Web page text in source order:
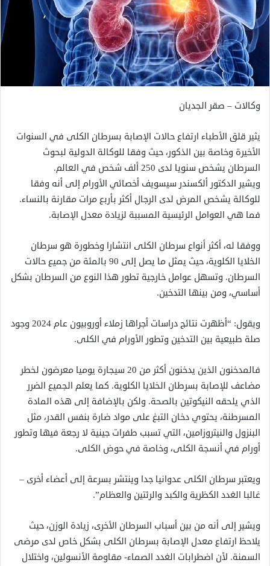
وكالات – صقر الجديان
يثير قلق الأطباء ارتفاع حالات الإصابة بسرطان الكلى في السنوات
الأخيرة وخاصة بين الذكور، حيث وفقا للوكالة الدولية لبحوث
السرطان يشخص سنويا لدى 250 ألف شخص في العالم.
ويشير الدكتور ألكسندر سيسويف أخصائي الأورام إلى أنه وفقا
للوكالة يشخص المرض لدى الرجال أكثر بأربع مرات مقارنة بالنساء.
فما هي العوامل الرئيسية المسببة لزيادة معدل الإصابة.
ووفقا له، أكثر أنواع سرطان الكلى انتشارا وخطورة هو سرطان
الخلايا الكلوية، حيث يمثل ما يصل إلى 90 بالمئة من جميع حالات
السرطان. وتسهل عوامل خارجية تطور هذا النوع من السرطان بشكل
أساسي، ومن بينها التدخين.
ويقول: “أظهرت نتائج دراسات أجراها زملاء أوروبيون عام 2024 وجود
صلة طبيعية بين التدخين وتطور الأورام في الكلى.
فالمدخنون الذين يدخنون أكثر من 20 سيجارة يوميا معرضون لخطر
مضاعف للإصابة بسرطان الخلايا الكلوية. كما يعلم الجميع الضرر
الذي يلحقه النيكوتين بالصحة. ولكن بالإضافة إلى هذه المادة
المسرطنة، يحتوي دخان التبغ على مواد ضارة بنفس القدر، مثل
البنزول والنيتروزامين، التي تسبب طفرات جينية لا رجعة فيها وتطور
أورام في أنسجة الكلى، وخاصة في حوض الكلى.
ويعتبر سرطان الكلى عدوانيا جدا وينتشر بسرعة إلى أعضاء أخرى –
غالبا الغدد الكظرية والكبد والرئتين والعظام”.
ويشير إلى أنه من بين أسباب السرطان الأخرى، زيادة الوزن، حيث
يلاحظ ارتفاع معدل الإصابة بسرطان الكلى بشكل خاص لدى مرضى
السمنة. لأن اضطرابات الغدد الصماء- مقاومة الأنسولين، واختلال